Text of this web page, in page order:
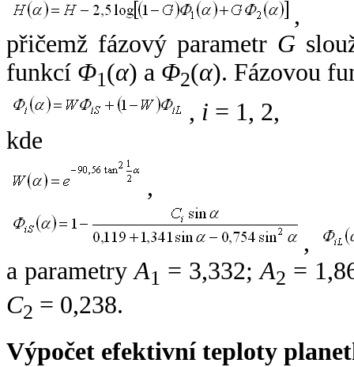
,
přičemž fázový parametr G
funkcí Φ1(α) a Φ2(α). Fázovou
, i = 1, 2,
kde
,
,
a parametryA1 = 3,332;A2 =
C2 = 0,238.
Výpočet efektivní teploty